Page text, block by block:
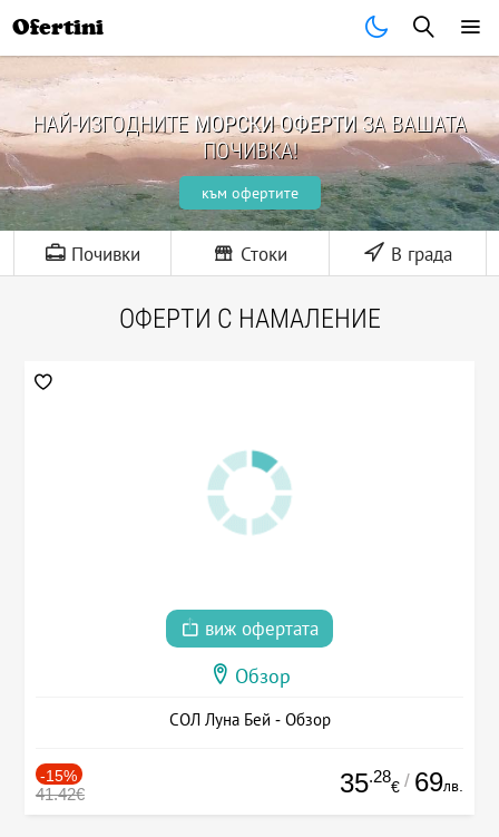
Ofertini
НАЙ-ИЗГОДНИТЕ МОРСКИ ОФЕРТИЗА ВАШАТА
ПОЧИВКА!
към офертите
Почивки Стоки В града
ОФЕРТИ С НАМАЛЕНИЕ
виж офертата
Обзор
СОЛ Луна Бей - Обзор
-15%
41.42€ 35.28
€ / 69лв.